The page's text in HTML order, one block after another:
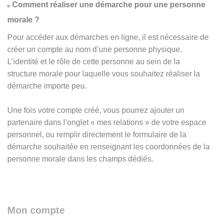
Comment réaliser une démarche pour une personne
morale ?
Pour accéder aux démarches en ligne, il est nécessaire de
créer un compte au nom d’une personne physique.
L’identité et le rôle de cette personne au sein de la
structure morale pour laquelle vous souhaitez réaliser la
démarche importe peu.
Une fois votre compte créé, vous pourrez ajouter un
partenaire dans l’onglet « mes relations » de votre espace
personnel, ou remplir directement le formulaire de la
démarche souhaitée en renseignant les coordonnées de la
personne morale dans les champs dédiés.
Mon compte